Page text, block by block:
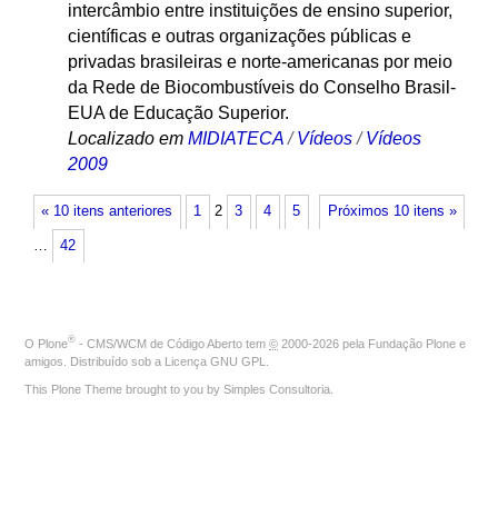
intercâmbio entre instituições de ensino superior,
científicas e outras organizações públicas e
privadas brasileiras e norte-americanas por meio
da Rede de Biocombustíveis do Conselho Brasil-
EUA de Educação Superior.
Localizado em MIDIATECA /Vídeos /Vídeos
2009
« 10 itens anteriores Próximos 10 itens »
1 2 3 4 5
… 42
O Plone® - CMS/WCM de Código Aberto tem © 2000-2026 pela Fundação Plone e
amigos. Distribuído sob a Licença GNU GPL
This Plone Theme brought to you by Simples Consultoria